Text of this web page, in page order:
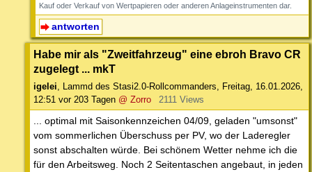
Kauf oder Verkauf von Wertpapieren oder anderen Anlageinstrumenten dar.
antworten
Habe mir als "Zweitfahrzeug" eine ebroh Bravo CR
zugelegt ... mkT
igelei Lammd des Stasi2.0-Rollcommanders
Freitag, 16.01.2026,
12:51 vor 203 Tagen @ Zorro 2111 Views
... optimal mit Saisonkennzeichen 04/09, geladen "umsonst"
vom sommerlichen Überschuss per PV, wo der Laderegler
sonst abschalten würde. Bei schönem Wetter nehme ich die
für den Arbeitsweg. Noch 2 Seitentaschen angebaut, in jeden